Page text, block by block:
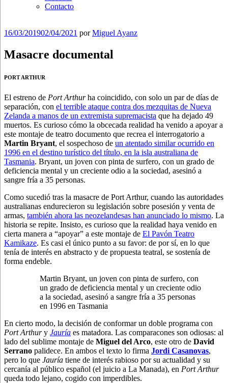
Contacto
Publicado
16/03/201902/04/2021 porMiguel Ayanz
Masacre documental
PORT ARTHUR
El estreno de Port Arthurha coincidido, con solo un par de días de
separación, con el terrible ataque contra dos mezquitas de Nueva
Zelanda a manos de un extremista supremacista que ha dejado 49
muertos. Es curioso cómo la obcecada realidad ha venido a apoyar a
este montaje de teatro documento que recrea el interrogatorio a
Martin Bryant, el sospechoso de un atentado similar ocurrido en
1996 en el destino turístico del título, en la isla australiana de
Tasmania. Bryant, un joven con pinta de surfero, con un grado de
deficiencia mental y un creciente odio a la sociedad, asesinó a
sangre fría a 35 personas.
Como sucedió tras la masacre de Port Arthur, cuando las autoridades
australianas endurecieron su legislación sobre posesión y venta de
armas, también ahora las neozelandesas han anunciado lo mismo. La
historia se repite. Insisto, es curioso que la realidad haya venido en
cierta manera a “apoyar” a este montaje de El Pavón Teatro
Kamikaze. Es casi el único punto a su favor: de por sí, en lo que
tenía de interés en abstracto y de propuesta teatral, se sostenía de
forma endeble.
Martin Bryant, un joven con pinta de surfero, con
un grado de deficiencia mental y un creciente odio
a la sociedad, asesinó a sangre fría a 35 personas
en 1996 en Tasmania
En cierto modo, la decisión de conformar un doble programa con
Port Arthury Jauría es matadora. Las comparacones son odiosas: al
lado del sublime montaje de Miguel del Arco, este otro de David
Serrano palidece. En ambos el texto lo firma Jordi Casanovas,
pero lo que Jauría tiene de interés rabioso por su actualidad y su
cercanía al público español (el juicio a La Manada), en Port Arthur
queda todo lejano, cogido con imperdibles.